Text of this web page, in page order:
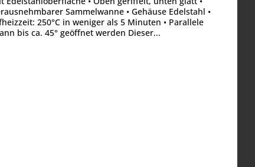
Sammelwanne • Gehäuse Edelstahl •
250°C in weniger als 5 Minuten • Parallele
bis ca. 45° geöffnet werden Dieser...